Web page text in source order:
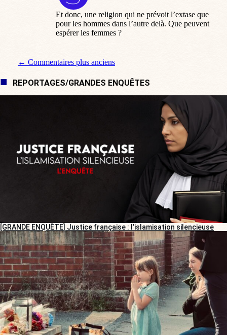
Et donc, une religion qui ne prévoit l’extase que
pour les hommes dans l’autre delà. Que peuvent
espérer les femmes ?
Navigation de commentaire
← Commentaires plus anciens
REPORTAGES/GRANDES ENQUÊTES
[GRANDE ENQUÊTE] Justice française : l’islamisation silencieuse